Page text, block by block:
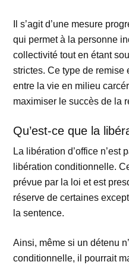
Il s’agit d’une mesure
qui permet à la personne
collectivité tout en étant
strictes. Ce type de remise
entre la vie en milieu
maximiser le succès de la
Qu’est-ce que la
La libération d’office n’est
libération conditionnelle.
prévue par la loi et est
réserve de certaines
la sentence.
Ainsi, même si un détenu
conditionnelle, il pourrait